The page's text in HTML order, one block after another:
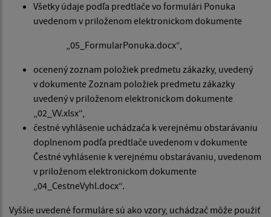
Všetky údaje podľa predtlače vo formulári Ponuka
uvedenom v priloženom elektronickom dokumente
„05_FormularPonuka.docx“,
ocenený zoznam položiek predmetu zákazky, uvedený
v dokumente Zoznam položiek predmetu zákazky
uvedený v priloženom elektronickom dokumente
„02_VV.xlsx“,
čestné vyhlásenie uchádzača k verejnému obstarávaniu
doplnenom podľa predtlače uvedenom v dokumente
Čestné vyhlásenie k verejnému obstarávaniu, uvedenom
v priloženom elektronickom dokumente
„04_CestneVyhl.docx“.
Vyššie uvedené formuláre sú ako vzory, uchádzač môže použiť